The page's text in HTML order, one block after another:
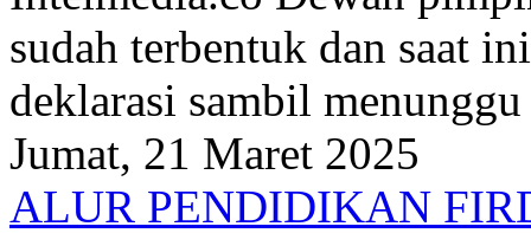
sudah terbentuk dan saat
deklarasi sambil
Jumat, 21 Maret 2025
ALUR PENDIDIKAN